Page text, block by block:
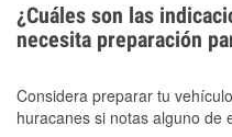
¿Cuáles son las
necesita preparación
Considera preparar tu
huracanes si notas alguno de